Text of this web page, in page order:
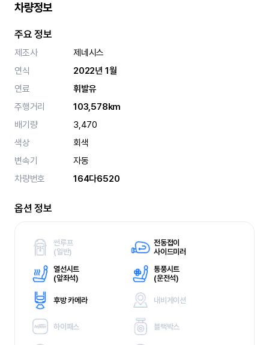
차량정보
주요 정보
제조사
제네시스
연식
2022년 1월
연료
휘발유
주행거리
103,578km
배기량
3,470
색상
회색
변속기
자동
차량번호
164다6520
옵션 정보
썬루프
(일반)
전동접이
사이드미러
열선시트
(앞좌석)
통풍시트
(운전석)
후방 카메라 내비게이션
하이패스 블랙박스